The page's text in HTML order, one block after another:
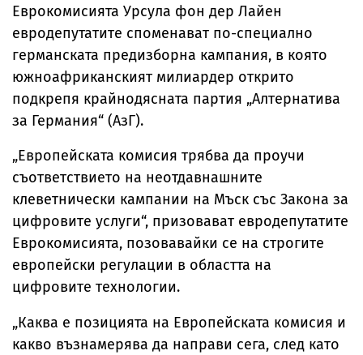
Еврокомисията Урсула фон дер Лайен
евродепутатите споменават по-специално
германската предизборна кампания, в която
южноафриканският милиардер открито
подкрепя крайнодясната партия „Алтернатива
за Германия“ (АзГ).
„Европейската комисия трябва да проучи
съответствието на неотдавнашните
клеветнически кампании на Мъск със Закона за
цифровите услуги“, призовават евродепутатите
Еврокомисията, позовавайки се на строгите
европейски регулации в областта на
цифровите технологии.
„Каква е позицията на Европейската комисия и
какво възнамерява да направи сега, след като